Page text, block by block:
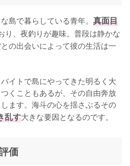
島で暮らしている青年。 真面目
り、夜釣りが趣味。普段は静かな
の出会いによって彼の生活は一
イトで島にやってきた明るく大
くこともあるが、その自由奔放
ます。海斗の心を揺さぶるその
乱す大きな要因となるのです。
価